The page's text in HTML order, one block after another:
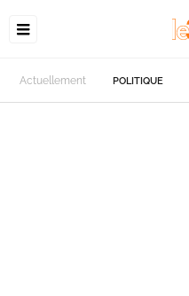
Actuellement POLITIQUE